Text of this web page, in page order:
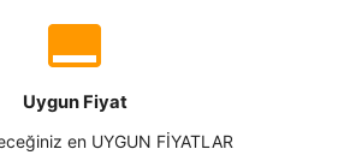
Uygun Fiyat
en UYGUN FİYATLAR